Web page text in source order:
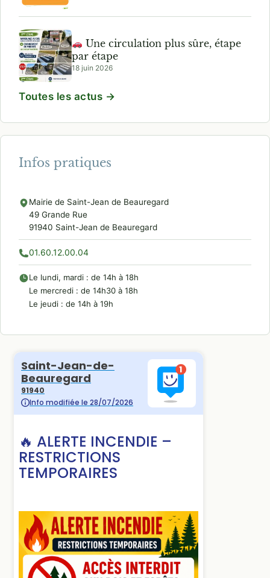
Une circulation plus sûre, étape
par étape
18 juin 2026
Toutes les actus →
Infos pratiques
Mairie de Saint-Jean de Beauregard
49 Grande Rue
91940 Saint-Jean de Beauregard
01.60.12.00.04
Le lundi, mardi : de 14h à 18h
Le mercredi : de 14h30 à 18h
Le jeudi : de 14h à 19h